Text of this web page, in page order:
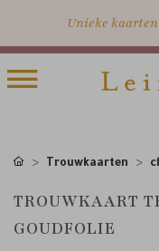
Unieke
Trouwkaarten
TROUWKAART
GOUDFOLIE